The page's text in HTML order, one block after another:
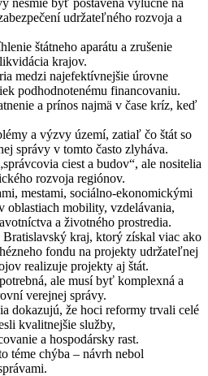
nesmie byť postavená výlučne na
udržateľného rozvoja a
štátneho aparátu a zrušenie
krajov.
medzi najefektívnejšie úrovne
podhodnotenému financovaniu.
a prínos najmä v čase kríz, keď
a výzvy území, zatiaľ čo štát so
správy v tomto často zlyháva.
ciest a budov“, ale nositelia
rozvoja regiónov.
mestami, sociálno-ekonomickými
oblastiach mobility, vzdelávania,
a životného prostredia.
kraj, ktorý získal viac ako
fondu na projekty udržateľnej
realizuje projekty aj štát.
ale musí byť komplexná a
verejnej správy.
dokazujú, že hoci reformy trvali celé
kvalitnejšie služby,
a hospodársky rast.
téme chýba – návrh nebol